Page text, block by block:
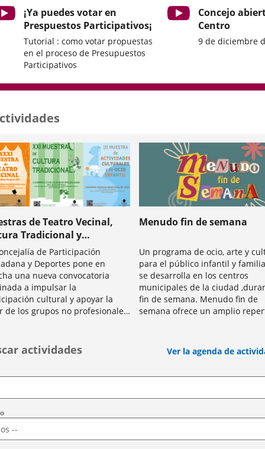
¡Ya puedes votar en
Prespuestos Participativos¡
Tutorial : como votar propuestas
en el proceso de Presupuestos
Participativos
Concejo
Centro
9 de diciembre
de Teatro Vecinal,
Tradicional y
Culturales y de
Infantil 2026
de Participación
y Deportes pone en
una nueva convocatoria
a impulsar la
cultural y apoyar la
de los grupos no profesionales
Menudo fin de semana
Un programa de ocio, arte y
para el público infantil y
se desarrolla en los centros
municipales de la ciudad
fin de semana. Menudo fin de
semana ofrece un amplio
actividades Ver la agenda de